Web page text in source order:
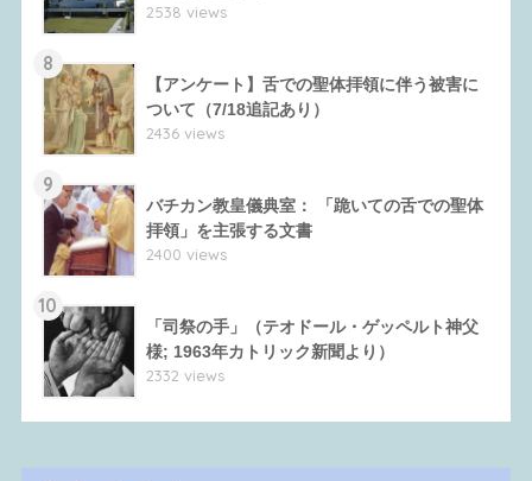
2538 views
8
【アンケート】舌での聖体拝領に伴う被害に
ついて（7/18追記あり）
2436 views
9
バチカン教皇儀典室： 「跪いての舌での聖体
拝領」を主張する文書
2400 views
10
「司祭の手」（テオドール・ゲッペルト神父
様; 1963年カトリック新聞より）
2332 views